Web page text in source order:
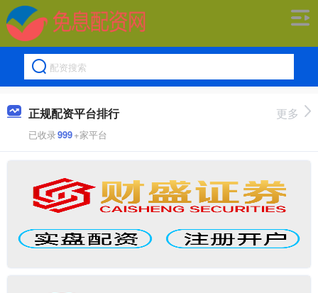
正规配资平台排行
已收录999+家平台
更多